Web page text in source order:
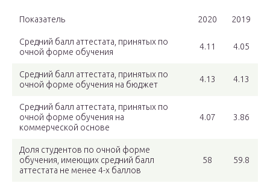
Показатель 2020 2019
Средний балл аттестата, принятых по
очной форме обучения
4.11 4.05
Средний балл аттестата, принятых по
очной форме обучения на бюджет
4.13 4.13
Средний балл аттестата, принятых по
очной форме обучения на
коммерческой основе
4.07 3.86
Доля студентов по очной форме
обучения, имеющих средний балл
аттестата не менее 4-х баллов
58 59.8